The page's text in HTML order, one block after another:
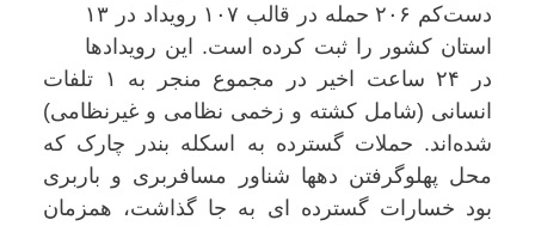
دست‌کم ۲۰۶ حمله در قالب ۱۰۷ رویداد در ۱۳
استان کشور را ثبت کرده است. این رویدادها
در ۲۴ ساعت اخیر در مجموع منجر به ۱ تلفات
انسانی (شامل کشته و زخمی نظامی و غیرنظامی)
شده‌اند. حملات گسترده به اسکله بندر چارک که
محل پهلوگرفتن دهها شناور مسافربری و باربری
بود خسارات گسترده ای به جا گذاشت، همزمان